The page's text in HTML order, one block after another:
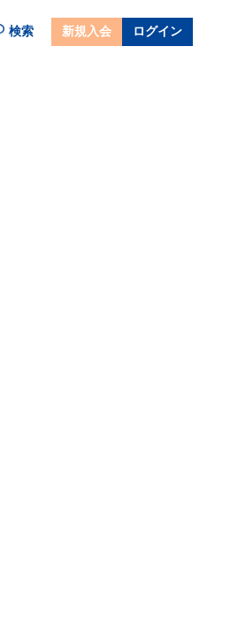
検索 新規入会 ログイン